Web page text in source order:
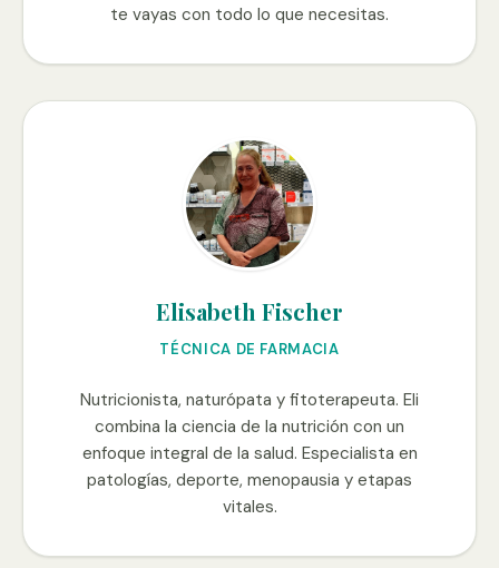
te vayas con todo lo que necesitas.
Elisabeth Fischer
TÉCNICA DE FARMACIA
Nutricionista, naturópata y fitoterapeuta. Eli
combina la ciencia de la nutrición con un
enfoque integral de la salud. Especialista en
patologías, deporte, menopausia y etapas
vitales.